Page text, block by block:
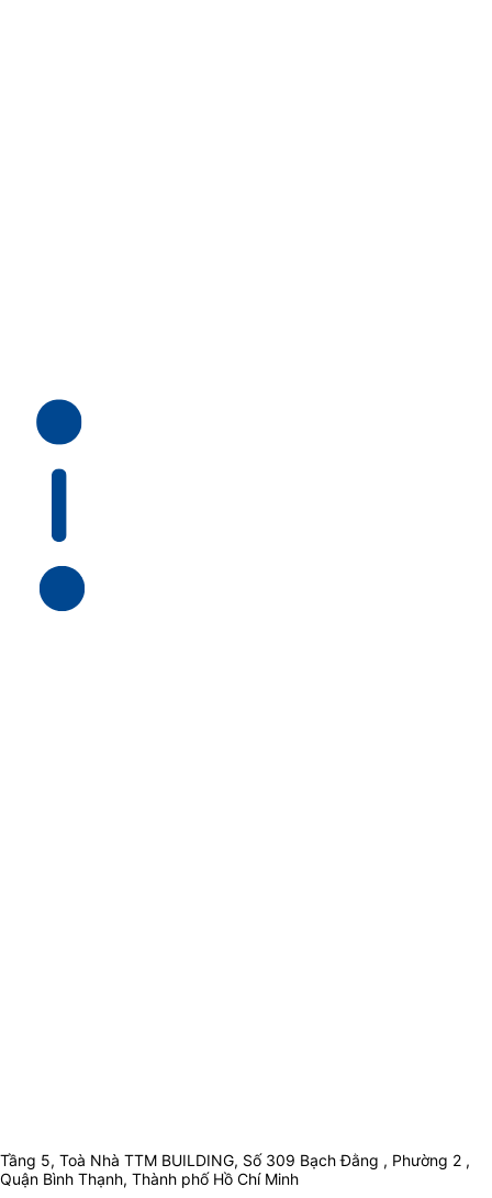
Tầng 5, Toà Nhà TTM BUILDING, Số 309 Bạch Đằng , Phường 2 ,
Quận Bình Thạnh, Thành phố Hồ Chí Minh